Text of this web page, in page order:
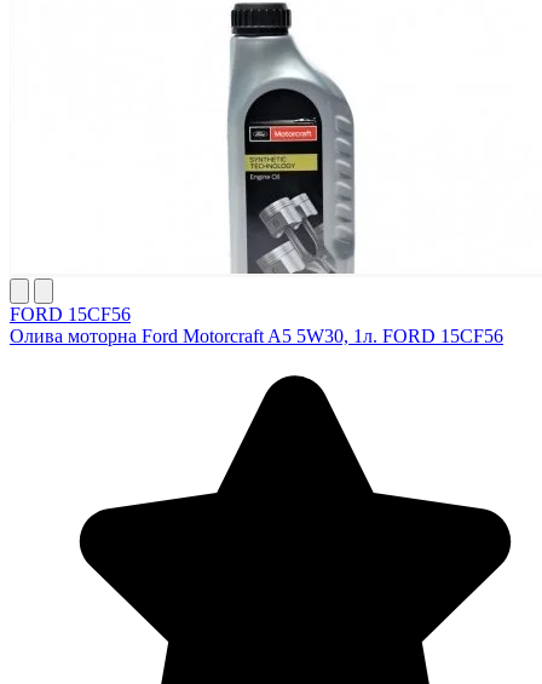
FORD 15CF56
Олива моторна Ford Motorcraft A5 5W30, 1л. FORD 15CF56